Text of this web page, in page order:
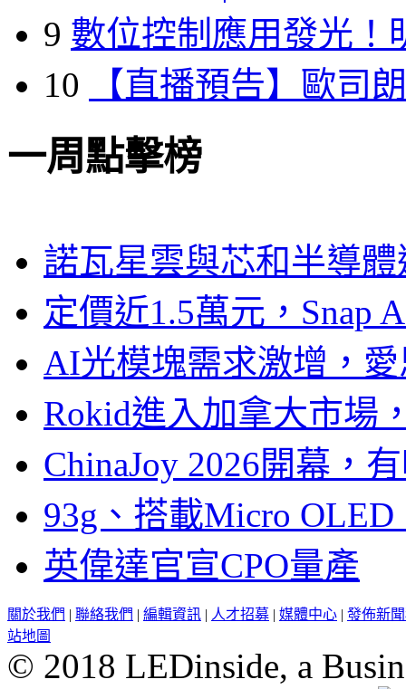
9 數位控制應用發光！
10
【直播預告】歐司
一周點擊榜
諾瓦星雲與芯和半導
定價近1.5萬元，Snap
AI光模塊需求激增，
Rokid進入加拿大市場
ChinaJoy 2026開幕，
93g、搭載Micro
英偉達官宣CPO量產
關於我們 | 聯絡我們 | 編輯資訊 | 人才招募 | 媒體中心 | 發佈新
站地圖
© 2018 LEDinside, a